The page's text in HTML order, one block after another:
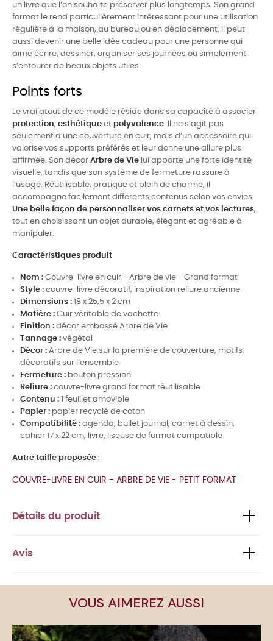
un livre que l’on souhaite préserver plus longtemps. Son grand
format le rend particulièrement intéressant pour une utilisation
régulière à la maison, au bureau ou en déplacement. Il peut
aussi devenir une belle idée cadeau pour une personne qui
aime écrire, dessiner, organiser ses journées ou simplement
s’entourer de beaux objets utiles.
Points forts
Le vrai atout de ce modèle réside dans sa capacité à associer
protection, esthétique et polyvalence. Il ne s’agit pas
seulement d’une couverture en cuir, mais d’un accessoire qui
valorise vos supports préférés et leur donne une allure plus
affirmée. Son décor Arbre de Vie lui apporte une forte identité
visuelle, tandis que son système de fermeture rassure à
l’usage. Réutilisable, pratique et plein de charme, il
accompagne facilement différents contenus selon vos envies.
Une belle façon de personnaliser vos carnets et vos lectures,
tout en choisissant un objet durable, élégant et agréable à
manipuler.
Caractéristiques produit
Nom : Couvre-livre en cuir - Arbre de vie - Grand format
Style : couvre-livre décoratif, inspiration reliure ancienne
Dimensions : 18 x 25,5 x 2 cm
Matière : Cuir véritable de vachette
Finition : décor embossé Arbre de Vie
Tannage : végétal
Décor : Arbre de Vie sur la première de couverture, motifs
décoratifs sur l’ensemble
Fermeture : bouton pression
Reliure : couvre-livre grand format réutilisable
Contenu : 1 feuillet amovible
Papier : papier recyclé de coton
Compatibilité : agenda, bullet journal, carnet à dessin,
cahier 17 x 22 cm, livre, liseuse de format compatible
Autre taille proposée :
COUVRE-LIVRE EN CUIR - ARBRE DE VIE - PETIT FORMAT
Détails du produit
Avis
VOUS AIMEREZ AUSSI